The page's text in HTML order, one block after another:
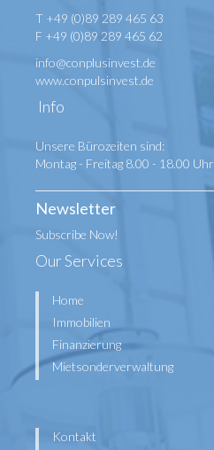
T +49 (0)89 289 465 63
F +49 (0)89 289 465 62
info@conplusinvest.de
www.conpulsinvest.de
Info
Unsere Bürozeiten sind:
Montag - Freitag 8.00 - 18.00 Uhr
Newsletter
Subscribe Now!
Our Services
Home
Immobilien
Finanzierung
Mietsonderverwaltung
Kontakt